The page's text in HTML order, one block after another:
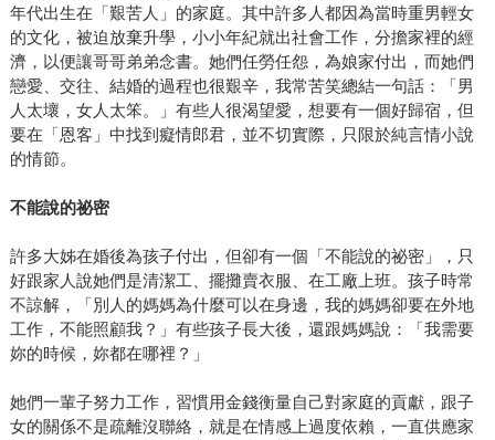
年代出生在「艱苦人」的家庭。其中許多人都因為當時重男輕女
的文化，被迫放棄升學，小小年紀就出社會工作，分擔家裡的經
濟，以便讓哥哥弟弟念書。她們任勞任怨，為娘家付出，而她們
戀愛、交往、結婚的過程也很艱辛，我常苦笑總結一句話：「男
人太壞，女人太笨。」有些人很渴望愛，想要有一個好歸宿，但
要在「恩客」中找到癡情郎君，並不切實際，只限於純言情小說
的情節。
不能說的祕密
許多大姊在婚後為孩子付出，但卻有一個「不能說的祕密」，只
好跟家人說她們是清潔工、擺攤賣衣服、在工廠上班。孩子時常
不諒解，「別人的媽媽為什麼可以在身邊，我的媽媽卻要在外地
工作，不能照顧我？」有些孩子長大後，還跟媽媽說：「我需要
妳的時候，妳都在哪裡？」
她們一輩子努力工作，習慣用金錢衡量自己對家庭的貢獻，跟子
女的關係不是疏離沒聯絡，就是在情感上過度依賴，一直供應家